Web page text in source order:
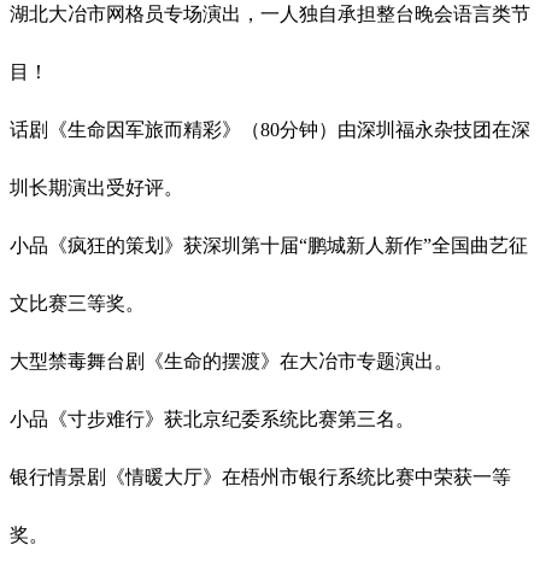
湖北大冶市网格员专场演出，一人独自承担整台晚会语言类节
目！
话剧《生命因军旅而精彩》（80分钟）由深圳福永杂技团在深
圳长期演出受好评。
小品《疯狂的策划》获深圳第十届“鹏城新人新作”全国曲艺征
文比赛三等奖。
大型禁毒舞台剧《生命的摆渡》在大冶市专题演出。
小品《寸步难行》获北京纪委系统比赛第三名。
银行情景剧《情暖大厅》在梧州市银行系统比赛中荣获一等
奖。